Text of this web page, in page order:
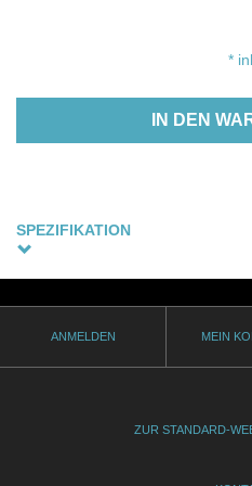
*
IN DEN
SPEZIFIKATION
(optional)
ANMELDEN MEIN
ZUR STANDARD-